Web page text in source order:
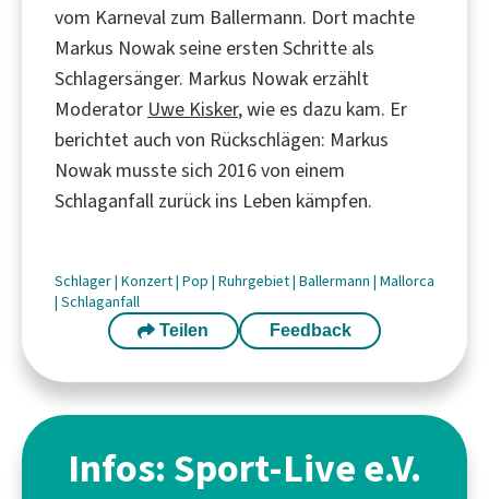
vom Karneval zum Ballermann. Dort machte
Markus Nowak seine ersten Schritte als
Schlagersänger. Markus Nowak erzählt
Moderator Uwe Kisker, wie es dazu kam. Er
berichtet auch von Rückschlägen: Markus
Nowak musste sich 2016 von einem
Schlaganfall zurück ins Leben kämpfen.
Schlager| Konzert| Pop | Ruhrgebiet| Ballermann | Mallorca
| Schlaganfall
Teilen Feedback
Infos: Sport-Live e.V.